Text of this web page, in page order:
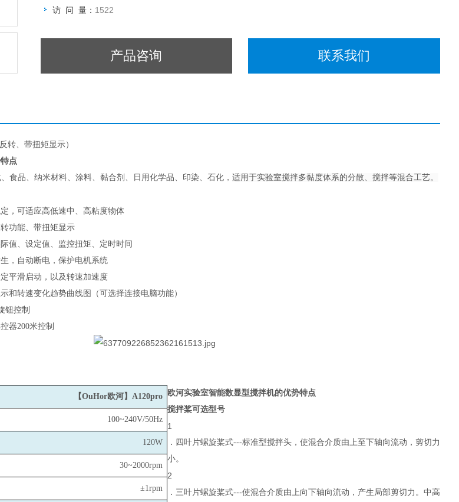
访 问 量： 1522
产品咨询 联系我们
转、带扭矩显示）
点
食品、纳米材料、涂料、黏合剂、日用化学品、印染、石化， 适用于实验室搅拌多黏度体系的分散、搅拌等混合工艺。
，可适应高低速中、高粘度物体
功能、带扭矩显示
值、设定值、监控扭矩、定时时间
，自动断电，保护电机系统
平滑启动，以及转速加速度
和转速变化趋势曲线图（可选择连接电脑功能）
钮控制
器200米控制
【OuHor欧河】A120pro
100~240V/50Hz
120W
30~2000rpm
±1rpm
欧河实验室智能数显型搅拌机的优势特点
搅拌桨可选型号
1
．四叶片螺旋桨式---标准型搅拌头，使混合介质由上至下轴向流动，剪切力
小。
2
．三叶片螺旋桨式---使混合介质由上向下轴向流动，产生局部剪切力。中高